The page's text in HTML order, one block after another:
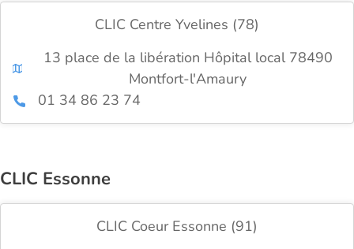
CLIC Centre Yvelines (78)
13 place de la libération Hôpital local 78490
Montfort-l'Amaury
01 34 86 23 74
CLIC Essonne
CLIC Coeur Essonne (91)